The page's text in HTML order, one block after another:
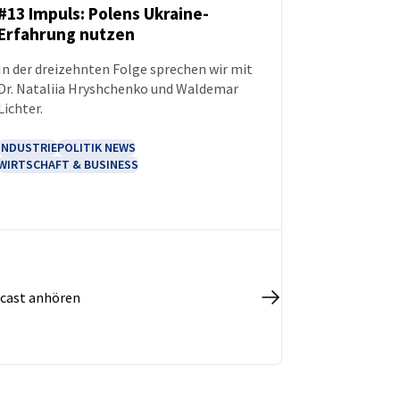
Impuls: Polens Ukraine-
nutzen
der dreizehnten Folge sprechen wir mit
Nataliia Hryshchenko und Waldemar
POLITIK NEWS
& BUSINESS
anhören